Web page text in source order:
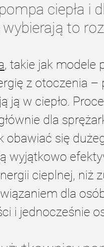
ciepła i
wybierają to
, takie jak
z otoczenia
ją w ciepło.
dla
obawiać się
wyjątkowo
cieplnej, niż
dla
i jednocześnie